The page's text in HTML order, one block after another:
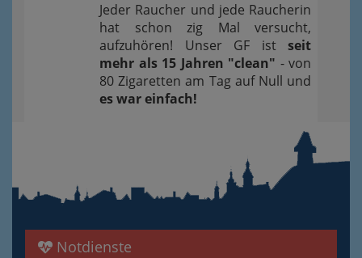
Jeder Raucher und jede Raucherin
hat schon zig Mal versucht,
aufzuhören! Unser GF ist seit
mehr als 15 Jahren "clean" - von
80 Zigaretten am Tag auf Null und
es war einfach!
Notdienste